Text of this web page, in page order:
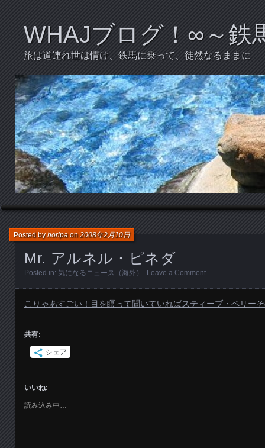
WHAJブログ！∞～鉄
旅は道連れ世は情け、鉄馬に乗って、徒然なるままに
Mr. アルネル・ピネダ
Posted byhoripaon2008年2月10日
Posted in: 気になるニュース（海外） . Leave a Comment
こりゃあすごい！目を瞑って聞いていればスティーブ・ペリー
共有:
シェア
いいね:
読み込み中…